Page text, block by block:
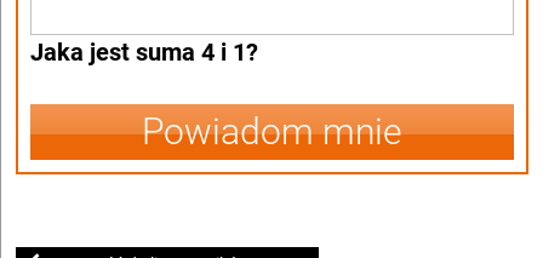
Jaka jest suma 4 i 1?
Powiadom mnie